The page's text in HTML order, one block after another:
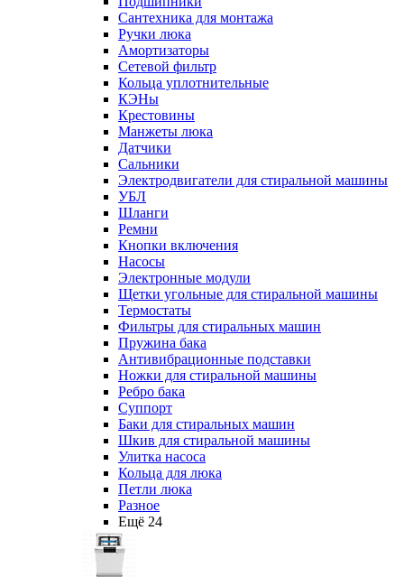
Сантехника для монтажа
Ручки люка
Амортизаторы
Сетевой фильтр
Кольца уплотнительные
КЭНы
Крестовины
Манжеты люка
Датчики
Сальники
Электродвигатели для стиральной машины
УБЛ
Шланги
Ремни
Кнопки включения
Насосы
Электронные модули
Щетки угольные для стиральной машины
Термостаты
Фильтры для стиральных машин
Пружина бака
Антивибрационные подставки
Ножки для стиральной машины
Ребро бака
Суппорт
Баки для стиральных машин
Шкив для стиральной машины
Улитка насоса
Кольца для люка
Петли люка
Разное
Ещё 24